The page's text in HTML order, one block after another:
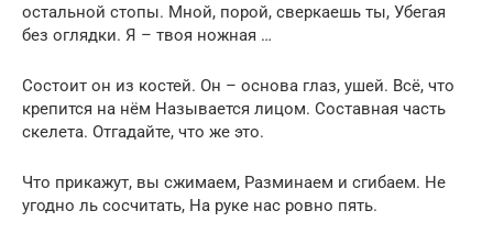
остальной стопы. Мной, порой, сверкаешь ты, Убегая
без оглядки. Я – твоя ножная …
Состоит он из костей. Он – основа глаз, ушей. Всё, что
крепится на нём Называется лицом. Составная часть
скелета. Отгадайте, что же это.
Что прикажут, вы сжимаем, Разминаем и сгибаем. Не
угодно ль сосчитать, На руке нас ровно пять.